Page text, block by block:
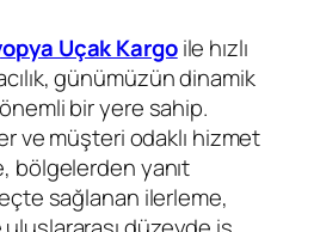
Uçak Kargoile hızlı
günümüzün dinamik
bir yere sahip.
ve müşteri odaklı hizmet
bölgelerden yanıt
sağlanan ilerleme,